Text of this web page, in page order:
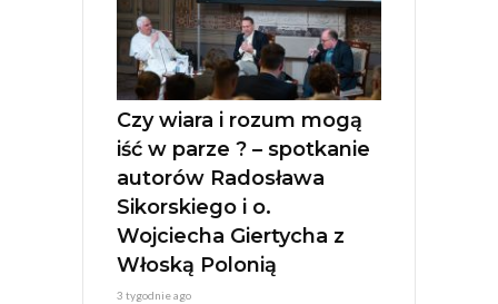
Czy wiara i rozum mogą
iść w parze ? – spotkanie
autorów Radosława
Sikorskiego i o.
Wojciecha Giertycha z
Włoską Polonią
3 tygodnie ago